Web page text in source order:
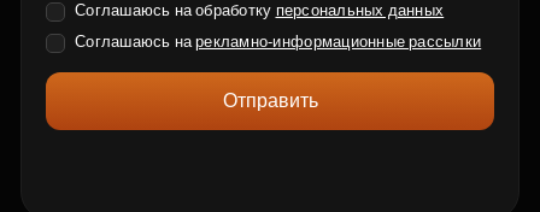
Соглашаюсь на обработку персональных данных
Соглашаюсь нарекламно-информационные рассылки
Отправить